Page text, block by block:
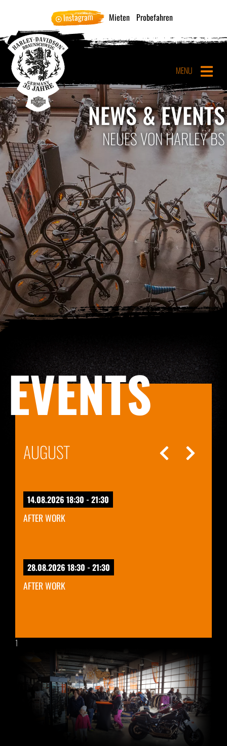
Instagram Mieten Probefahren
MENU
NEWS & EVENTS
NEUES VON HARLEY BS
EVENTS
AUGUST
14.08.2026 18:30 - 21:30
AFTER WORK
28.08.2026 18:30 - 21:30
AFTER WORK
1